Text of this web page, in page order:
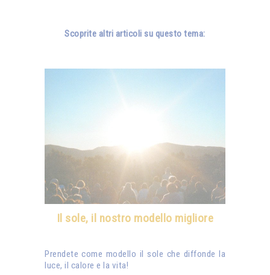
Scoprite altri articoli su questo tema:
Il sole, il nostro modello migliore
Prendete come modello il sole che diffonde la
luce, il calore e la vita!